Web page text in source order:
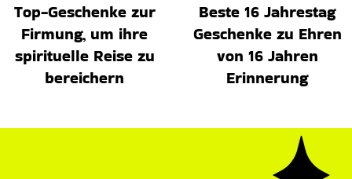
Top-Geschenke zur
Firmung, um ihre
spirituelle Reise zu
bereichern
Beste 16 Jahrestag
Geschenke zu Ehren
von 16 Jahren
Erinnerung